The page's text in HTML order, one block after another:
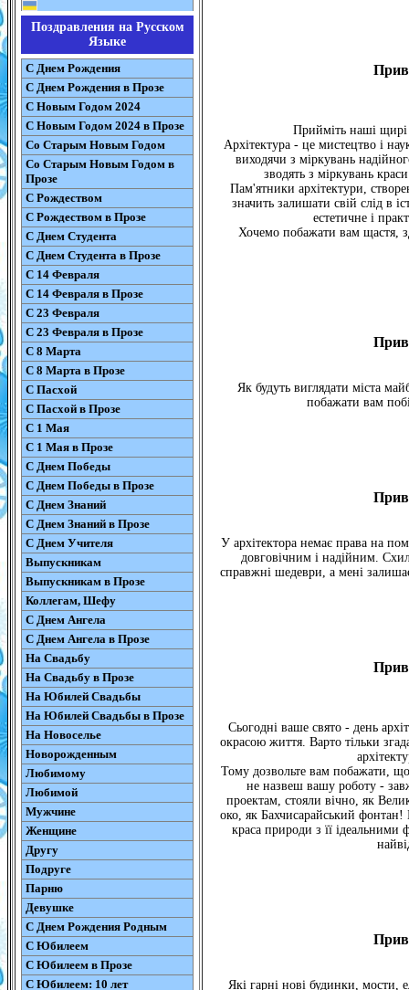
Поздравления на Русском
Языке
С Днем Рождения
С Днем Рождения в Прозе
С Новым Годом 2024
С Новым Годом 2024 в Прозе
Со Старым Новым Годом
Со Старым Новым Годом в
Прозе
С Рождеством
С Рождеством в Прозе
С Днем Студента
С Днем Студента в Прозе
С 14 Февраля
С 14 Февраля в Прозе
С 23 Февраля
С 23 Февраля в Прозе
С 8 Марта
С 8 Марта в Прозе
С Пасхой
С Пасхой в Прозе
С 1 Мая
С 1 Мая в Прозе
С Днем Победы
С Днем Победы в Прозе
С Днем Знаний
С Днем Знаний в Прозе
С Днем Учителя
Выпускникам
Выпускникам в Прозе
Коллегам, Шефу
С Днем Ангела
С Днем Ангела в Прозе
На Свадьбу
На Свадьбу в Прозе
На Юбилей Свадьбы
На Юбилей Свадьбы в Прозе
На Новоселье
Новорожденным
Любимому
Любимой
Мужчине
Женщине
Другу
Подруге
Парню
Девушке
С Днем Рождения Родным
С Юбилеем
С Юбилеем в Прозе
С Юбилеем: 10 лет
Прийміть наші
Архітектура - це мистецтво і
виходячи з міркувань
зводять з міркувань
Пам'ятники архітектури,
значить залишати свій слід в
естетичне і
Хочемо побажати вам щастя,
Як будуть виглядати міста
побажати вам
У архітектора немає права на
довговічним і надійним.
справжні шедеври, а мені
Сьогодні ваше свято - день
окрасою життя. Варто тільки
Тому дозвольте вам побажати,
не назвеш вашу роботу -
проектам, стояли вічно, як
око, як Бахчисарайський
краса природи з її
Які гарні нові будинки, мости,